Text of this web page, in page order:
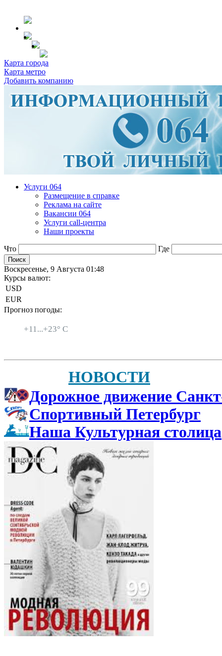
Карта города
Карта метро
Добавить компанию
Услуги 064
Размещение в справке
Реклама на сайте
Вакансии 064
Услуги call-центра
Наши проекты
Что Где
Воскресенье, 9 Августа 01:48
Курсы валют:
USD
EUR
Прогноз погоды:
+11...+23° C
НОВОСТИ
Дорожное движение
Спортивный Петербург
Наша Культурная столица